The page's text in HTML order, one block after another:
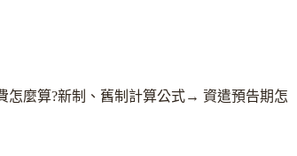
怎麼算?新制、舊制計算公式→ 資遣預告期怎